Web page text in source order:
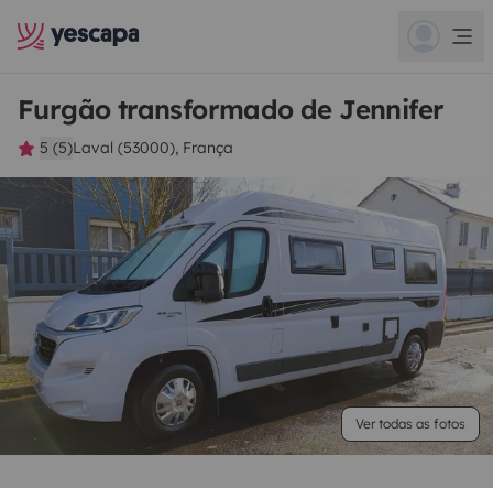
Furgão transformado de Jennifer
5 (5)Laval (53000), França
Ver todas as fotos